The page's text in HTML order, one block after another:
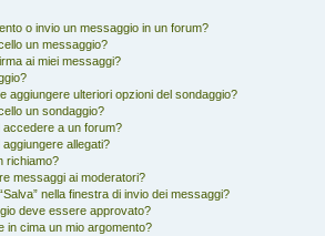
o invio un messaggio in un forum?
un messaggio?
ai miei messaggi?
aggiungere ulteriori opzioni del sondaggio?
un sondaggio?
a un forum?
allegati?
richiamo?
messaggi ai moderatori?
nella finestra di invio dei messaggi?
deve essere approvato?
in cima un mio argomento?